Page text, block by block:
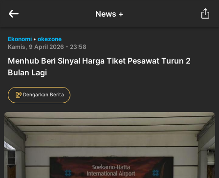
News +
Ekonomi • okezone
Kamis, 9 April 2026 - 23:58
Menhub Beri Sinyal Harga Tiket Pesawat Turun 2
Bulan Lagi
Dengarkan Berita